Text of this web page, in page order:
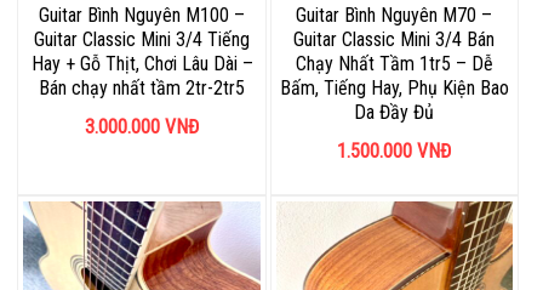
Guitar Bình Nguyên M100 –
Guitar Classic Mini 3/4 Tiếng
Hay + Gỗ Thịt, Chơi Lâu Dài –
Bán chạy nhất tầm 2tr-2tr5
3.000.000 VNĐ
Guitar Bình Nguyên M70 –
Guitar Classic Mini 3/4 Bán
Chạy Nhất Tầm 1tr5 – Dễ
Bấm, Tiếng Hay, Phụ Kiện Bao
Da Đầy Đủ
1.500.000 VNĐ